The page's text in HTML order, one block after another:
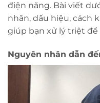
điện năng. Bài viết
nhân, dấu hiệu, cách
giúp bạn xử lý triệt để
Nguyên nhân dẫn